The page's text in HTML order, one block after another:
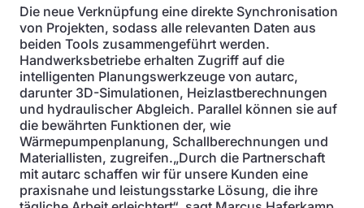
Die neue Verknüpfung eine direkte Synchronisation
von Projekten, sodass alle relevanten Daten aus
beiden Tools zusammengeführt werden.
Handwerksbetriebe erhalten Zugriff auf die
intelligenten Planungswerkzeuge von autarc,
darunter 3D-Simulationen, Heizlastberechnungen
und hydraulischer Abgleich. Parallel können sie auf
die bewährten Funktionen der, wie
Wärmepumpenplanung, Schallberechnungen und
Materiallisten, zugreifen.„Durch die Partnerschaft
mit autarc schaffen wir für unsere Kunden eine
praxisnahe und leistungsstarke Lösung, die ihre